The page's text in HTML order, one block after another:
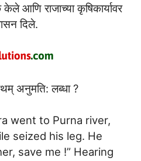
आणि राजाच्या कृषिकार्यावर
दिले.
अनुमति: लब्धा ?
went to Purna river,
seized his leg. He
save me !” Hearing